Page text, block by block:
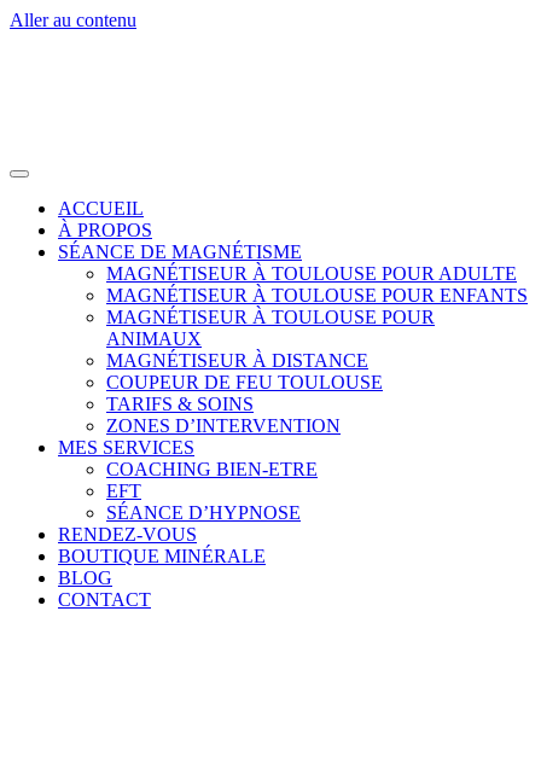
Aller au contenu
ACCUEIL
À PROPOS
SÉANCE DE MAGNÉTISME
MAGNÉTISEUR À TOULOUSE POUR ADULTE
MAGNÉTISEUR À TOULOUSE POUR ENFANTS
MAGNÉTISEUR À TOULOUSE POUR
ANIMAUX
MAGNÉTISEUR À DISTANCE
COUPEUR DE FEU TOULOUSE
TARIFS & SOINS
ZONES D’INTERVENTION
MES SERVICES
COACHING BIEN-ETRE
EFT
SÉANCE D’HYPNOSE
RENDEZ-VOUS
BOUTIQUE MINÉRALE
BLOG
CONTACT